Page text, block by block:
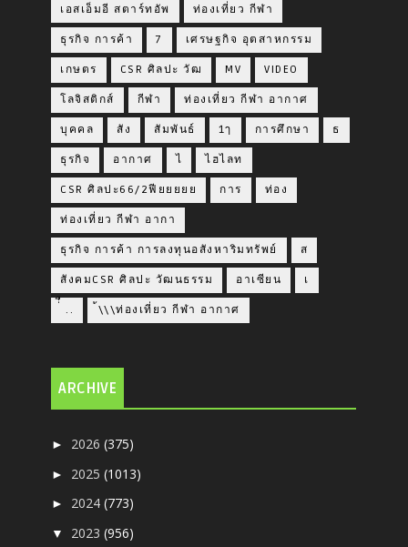
เอสเอ็มอี สตาร์ทอัพ ท่องเที่ยว กีฬา
ธุรกิจ การค้า 7 เศรษฐกิจ อุตสาหกรรม
เกษตร CSR ศิลปะ วัฒ MV VIDEO
โลจิสติกส์ กีฬา ท่องเที่ยว กีฬา อากาศ
บุคคล สัง สัมพันธ์ 1ๅ การศึกษา ธ
ธุรกิจ อากาศ ไ ไฮไลท
CSR ศิลปะ66/2ฟียยยยย การ ท่อง
ท่องเที่ยว กีฬา อากา
ธุรกิจ การค้า การลงทุนอสังหาริมทรัพย์ ส
สังคมCSR ศิลปะ วัฒนธรรม อาเซียน เ
่่ื​ .. ้\\\ท่องเที่ยว กีฬา อากาศ
ARCHIVE
► 2026(375)
► 2025(1013)
► 2024(773)
▼ 2023(956)